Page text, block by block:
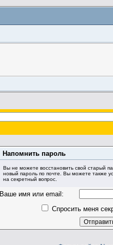
Напомнить пароль
Вы не можете восстановить свой старый
новый пароль по почте. Вы можете также
на секретный вопрос.
Ваше имя или email:
Спросить меня